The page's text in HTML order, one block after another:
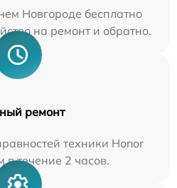
Новгороде бесплатно
на ремонт и обратно.
ремонт
техники Honor
в течение 2 часов.